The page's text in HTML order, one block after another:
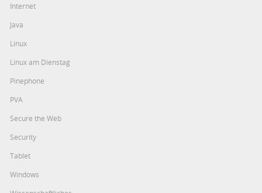
Internet
Java
Linux
Linux am Dienstag
Pinephone
PVA
Secure the Web
Security
Tablet
Windows